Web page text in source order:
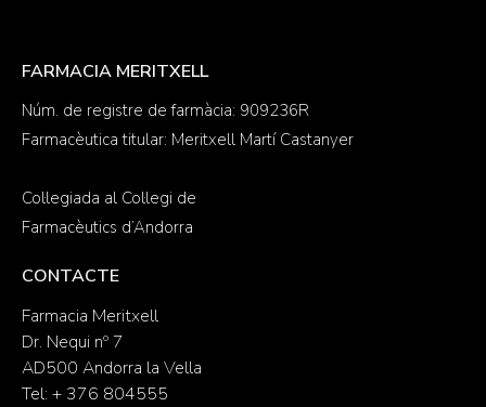
FARMACIA MERITXELL
Núm. de registre de farmàcia: 909236R
Farmacèutica titular: Meritxell Martí Castanyer
Col·legiada al Col·legi de
Farmacèutics d’Andorra
CONTACTE
Farmacia Meritxell
Dr. Nequi nº 7
AD500 Andorra la Vella
Tel: + 376 804555